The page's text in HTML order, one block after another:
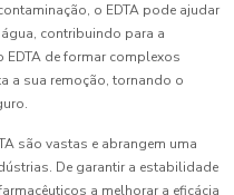
o EDTA pode ajudar
contribuindo para a
de formar complexos
a sua remoção, tornando o
são vastas e abrangem uma
De garantir a estabilidade
a melhorar a eficácia